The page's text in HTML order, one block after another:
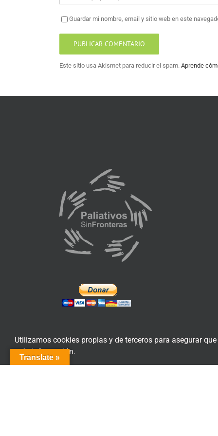
Guardar mi nombre, email y sitio web en este
Este sitio usa Akismet para reducir el spam. Aprende
Translate »
Utilizamos cookies propias y de terceros para asegurar
más información.